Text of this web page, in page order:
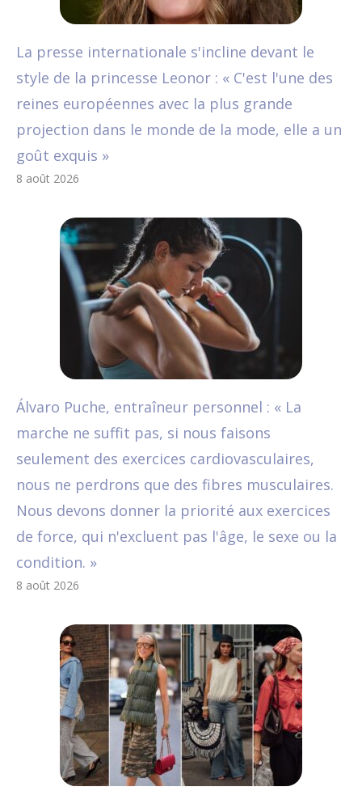
La presse internationale s'incline devant le
style de la princesse Leonor : « C'est l'une des
reines européennes avec la plus grande
projection dans le monde de la mode, elle a un
goût exquis »
8 août 2026
Álvaro Puche, entraîneur personnel : « La
marche ne suffit pas, si nous faisons
seulement des exercices cardiovasculaires,
nous ne perdrons que des fibres musculaires.
Nous devons donner la priorité aux exercices
de force, qui n'excluent pas l'âge, le sexe ou la
condition. »
8 août 2026